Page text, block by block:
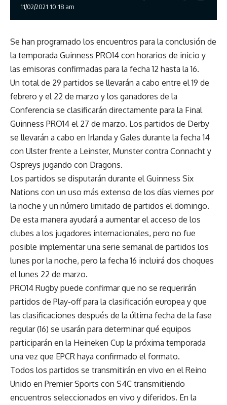
11/02/2021 10:18 am
Se han programado los encuentros para la conclusión de
la temporada Guinness PRO14 con horarios de inicio y
las emisoras confirmadas para la fecha 12 hasta la 16.
Un total de 29 partidos se llevarán a cabo entre el 19 de
febrero y el 22 de marzo y los ganadores de la
Conferencia se clasificarán directamente para la Final
Guinness PRO14 el 27 de marzo. Los partidos de Derby
se llevarán a cabo en Irlanda y Gales durante la fecha 14
con Ulster frente a Leinster, Munster contra Connacht y
Ospreys jugando con Dragons.
Los partidos se disputarán durante el Guinness Six
Nations con un uso más extenso de los días viernes por
la noche y un número limitado de partidos el domingo.
De esta manera ayudará a aumentar el acceso de los
clubes a los jugadores internacionales, pero no fue
posible implementar una serie semanal de partidos los
lunes por la noche, pero la fecha 16 incluirá dos choques
el lunes 22 de marzo.
PRO14 Rugby puede confirmar que no se requerirán
partidos de Play-off para la clasificación europea y que
las clasificaciones después de la última fecha de la fase
regular (16) se usarán para determinar qué equipos
participarán en la Heineken Cup la próxima temporada
una vez que EPCR haya confirmado el formato.
Todos los partidos se transmitirán en vivo en el Reino
Unido en Premier Sports con S4C transmitiendo
encuentros seleccionados en vivo y diferidos. En la